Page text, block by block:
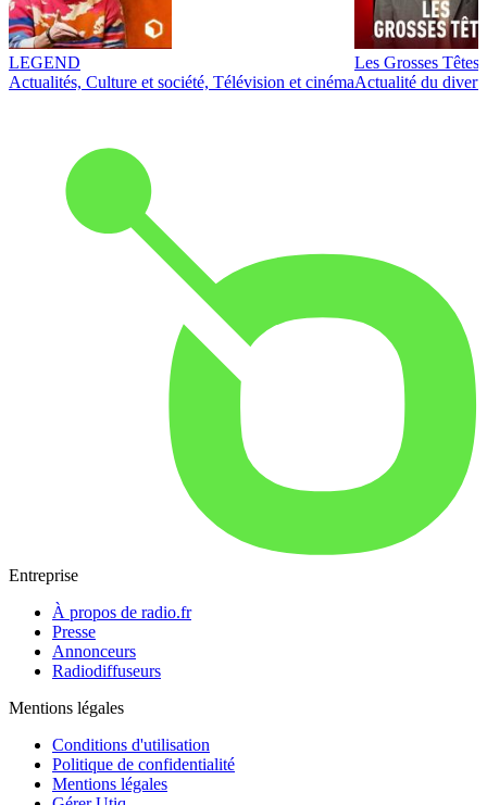
LEGEND
Actualités, Culture et société, Télévision et cinéma
Les Grosses Têtes
Actualité du
Entreprise
À propos de radio.fr
Presse
Annonceurs
Radiodiffuseurs
Mentions légales
Conditions d'utilisation
Politique de confidentialité
Mentions légales